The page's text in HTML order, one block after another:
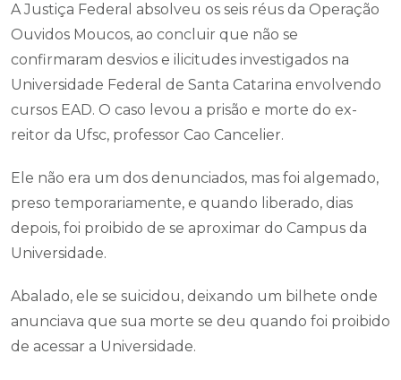
A Justiça Federal absolveu os seis réus da Operação
Ouvidos Moucos, ao concluir que não se
confirmaram desvios e ilicitudes investigados na
Universidade Federal de Santa Catarina envolvendo
cursos EAD. O caso levou a prisão e morte do ex-
reitor da Ufsc, professor Cao Cancelier.
Ele não era um dos denunciados, mas foi algemado,
preso temporariamente, e quando liberado, dias
depois, foi proibido de se aproximar do Campus da
Universidade.
Abalado, ele se suicidou, deixando um bilhete onde
anunciava que sua morte se deu quando foi proibido
de acessar a Universidade.